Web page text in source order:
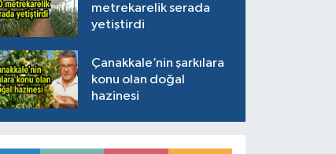
metrekarelik serada
yetiştirdi
Çanakkale’nin şarkılara
konu olan doğal
hazinesi